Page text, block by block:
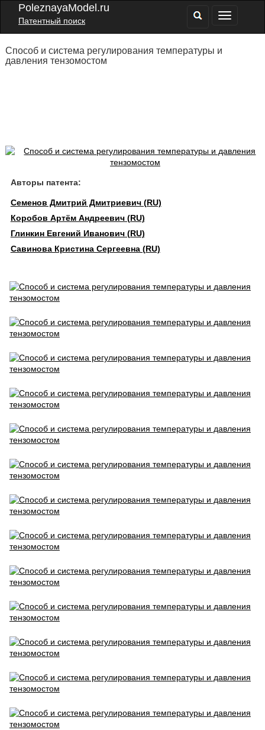
PoleznayaModel.ru
Патентный поиск
Способ и система регулирования температуры и
давления тензомостом
Авторы патента:
Семенов Дмитрий Дмитриевич (RU)
Коробов Артём Андреевич (RU)
Глинкин Евгений Иванович (RU)
Савинова Кристина Сергеевна (RU)